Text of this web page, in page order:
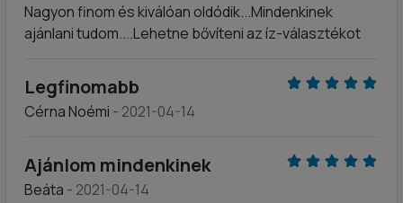
Nagyon finom és kiválóan oldódik...Mindenkinek
ajánlani tudom....Lehetne bővíteni az íz-választékot
Legfinomabb
Cérna Noémi - 2021-04-14
Ajánlom mindenkinek
Beáta - 2021-04-14